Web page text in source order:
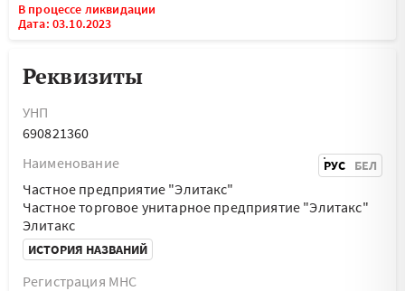
В процессе ликвидации
Дата: 03.10.2023
Реквизиты
УНП
690821360
Наименование
РУС БЕЛ
Частное предприятие "Элитакс"
Частное торговое унитарное предприятие "Элитакс"
Элитакс
ИСТОРИЯ НАЗВАНИЙ
Регистрация МНС